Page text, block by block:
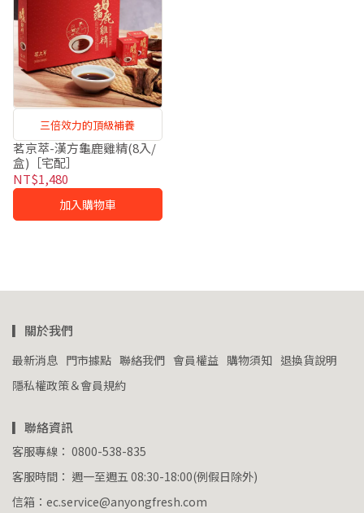
三倍效力的頂級補養
茗京萃-漢方龜鹿雞精(8入/
盒)［宅配］
NT$1,480
加入購物車
▎關於我們
最新消息 門市據點 聯絡我們 會員權益 購物須知 退換貨說明
隱私權政策＆會員規約
▎聯絡資訊
客服專線： 0800-538-835
客服時間： 週一至週五 08:30-18:00(例假日除外)
信箱：ec.service@anyongfresh.com